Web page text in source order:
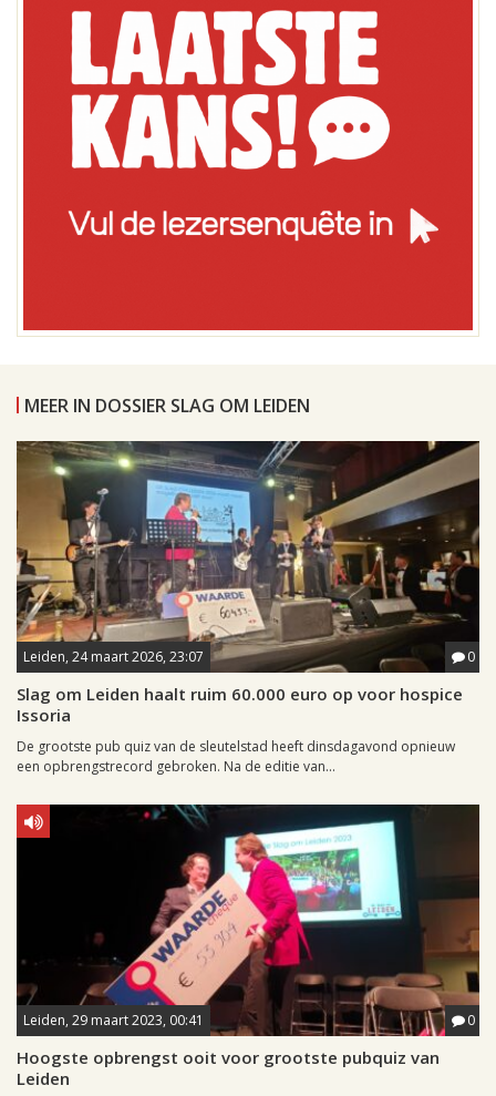
MEER IN DOSSIER SLAG OM LEIDEN
Leiden, 24 maart 2026, 23:07 0
Slag om Leiden haalt ruim 60.000 euro op voor hospice
Issoria
De grootste pub quiz van de sleutelstad heeft dinsdagavond opnieuw
een opbrengstrecord gebroken. Na de editie van...
Leiden, 29 maart 2023, 00:41 0
Hoogste opbrengst ooit voor grootste pubquiz van
Leiden